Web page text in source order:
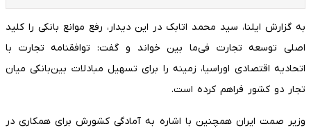
به گزارش ایلنا، سید محمد اتابک در این دیدار، رفع موانع بانکی را کلید
اصلی توسعه تجارت فی‌ما بین خواند و گفت: توافقنامه تجارت با
اتحادیه اقتصادی اوراسیا، زمینه را برای تسهیل مبادلات بین‌بانکی میان
تجار دو کشور فراهم کرده است.
وزیر صمت ایران همچنین با اشاره به آمادگی کشورش برای همکاری در